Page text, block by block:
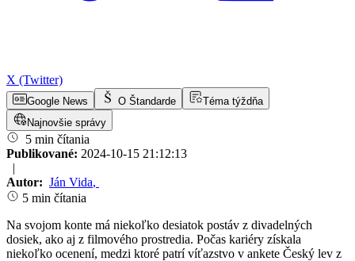
X (Twitter)
Google News O Štandarde
Téma týždňa
Najnovšie správy
5 min čítania
Publikované: 2024-10-15 21:12:13
|
Autor: Ján Vida,
5 min čítania
Na svojom konte má niekoľko desiatok postáv z divadelných
dosiek, ako aj z filmového prostredia. Počas kariéry získala
niekoľko ocenení, medzi ktoré patrí víťazstvo v ankete Český lev z